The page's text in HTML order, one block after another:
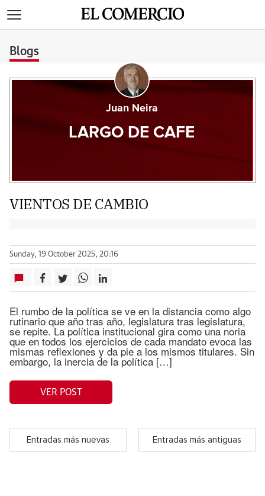
Blogs
Juan Neira
LARGO DE CAFE
VIENTOS DE CAMBIO
Sunday, 19 October 2025, 20:16
El rumbo de la política se ve en la distancia como algo
rutinario que año tras año, legislatura tras legislatura,
se repite. La política institucional gira como una noria
que en todos los ejercicios de cada mandato evoca las
mismas reflexiones y da pie a los mismos titulares. Sin
embargo, la inercia de la política […]
VER POST
Entradas más nuevas Entradas más antiguas